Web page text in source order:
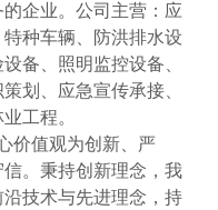
的企业。公司主营：应
种车辆、防洪排水设
备、照明监控设备、
划、应急宣传承接、
工程。
值观为创新、严
。秉持创新理念，我
技术与先进理念，持